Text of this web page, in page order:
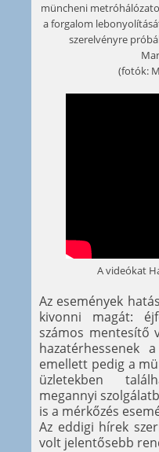
müncheni
a forgalom
szerelvényre
(fotók:
A videókat
Az események
kivonni magát:
számos mentesítő
hazatérhessenek
emellett pedig a
üzletekben
megannyi
is a mérkőzés
Az eddigi hírek
volt jelentősebb